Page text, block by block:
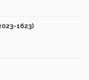
1623)